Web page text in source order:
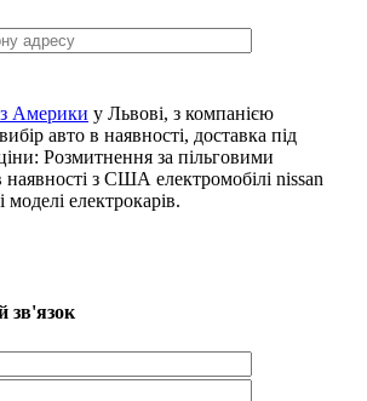
Америки у Львові, з компанією
авто в наявності, доставка під
Розмитнення за пільговими
з США електромобілі nissan
моделі електрокарів.
зв'язок